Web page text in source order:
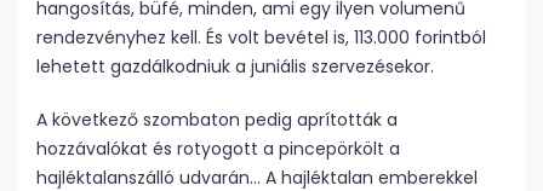
hangosítás, büfé, minden, ami egy ilyen volumenű
rendezvényhez kell. És volt bevétel is, 113.000 forintból
lehetett gazdálkodniuk a juniális szervezésekor.
A következő szombaton pedig aprították a
hozzávalókat és rotyogott a pincepörkölt a
hajléktalanszálló udvarán… A hajléktalan emberekkel